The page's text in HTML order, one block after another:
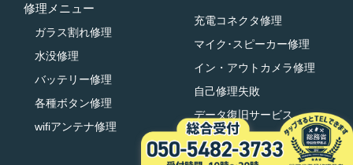
修理メニュー
ガラス割れ修理
水没修理
バッテリー修理
各種ボタン修理
wifiアンテナ修理
充電コネクタ修理
マイク･スピーカー修理
イン・アウトカメラ修理
自己修理失敗
データ復旧サービス